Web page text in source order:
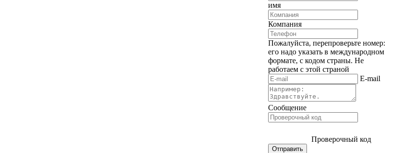
имя
Компания
Пожалуйста, перепроверьте номер:
его надо указать в международном
формате, с кодом страны. Не
работаем с этой страной
E-mail
Сообщение
Проверочный код